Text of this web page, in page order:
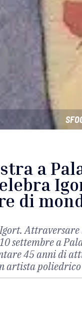
a
di
settembre a
45 anni di
artista poliedrico